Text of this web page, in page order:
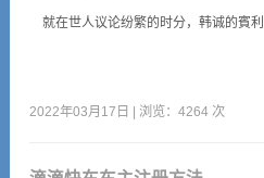
就在世人议论纷繁的时分，韩诚的賓利
2022年03月17日 | 浏览：4264 次